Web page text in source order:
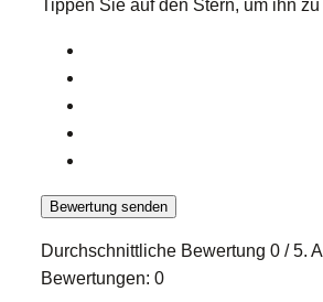
Tippen Sie auf den Stern, um ihn
Bewertung senden
Durchschnittliche Bewertung 0 / 5.
Bewertungen: 0